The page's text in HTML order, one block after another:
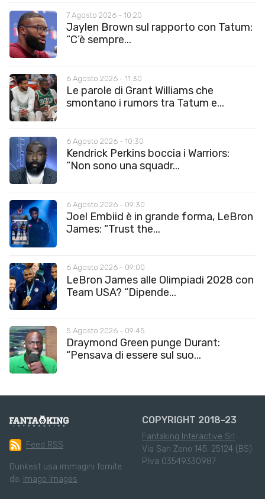
7 Agosto 2026 - 10:20
Jaylen Brown sul rapporto con Tatum:
“C’è sempre...
6 Agosto 2026 - 11:30
Le parole di Grant Williams che
smontano i rumors tra Tatum e...
6 Agosto 2026 - 10:30
Kendrick Perkins boccia i Warriors:
“Non sono una squadr...
6 Agosto 2026 - 09:30
Joel Embiid è in grande forma, LeBron
James: “Trust the...
6 Agosto 2026 - 09:00
LeBron James alle Olimpiadi 2028 con
Team USA? “Dipende...
5 Agosto 2026 - 09:45
Draymond Green punge Durant:
“Pensava di essere sul suo...
Feed RSS
Dunkest usa immagini fornite
da: Imago Images
COPYRIGHT 2018-23
Fantaking Interactive Srl
Via San Zeno 145, 25124 (BS)
P.Iva 03549330987